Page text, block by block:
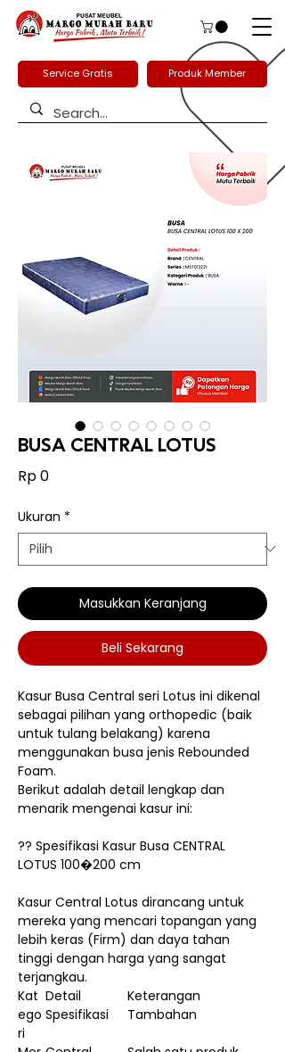
Service Gratis Produk Member
BUSA CENTRAL LOTUS
Rp 0Harga
Ukuran *
Masukkan Keranjang
Beli Sekarang
Kasur Busa Central seri Lotus ini dikenal
sebagai pilihan yang orthopedic (baik
untuk tulang belakang) karena
menggunakan busa jenis Rebounded
Foam.
Berikut adalah detail lengkap dan
menarik mengenai kasur ini:
?? Spesifikasi Kasur Busa CENTRAL
LOTUS 100�200 cm
Kasur Central Lotus dirancang untuk
mereka yang mencari topangan yang
lebih keras (Firm) dan daya tahan
tinggi dengan harga yang sangat
terjangkau.
Kat
ego
ri
Detail
Spesifikasi
Keterangan
Tambahan